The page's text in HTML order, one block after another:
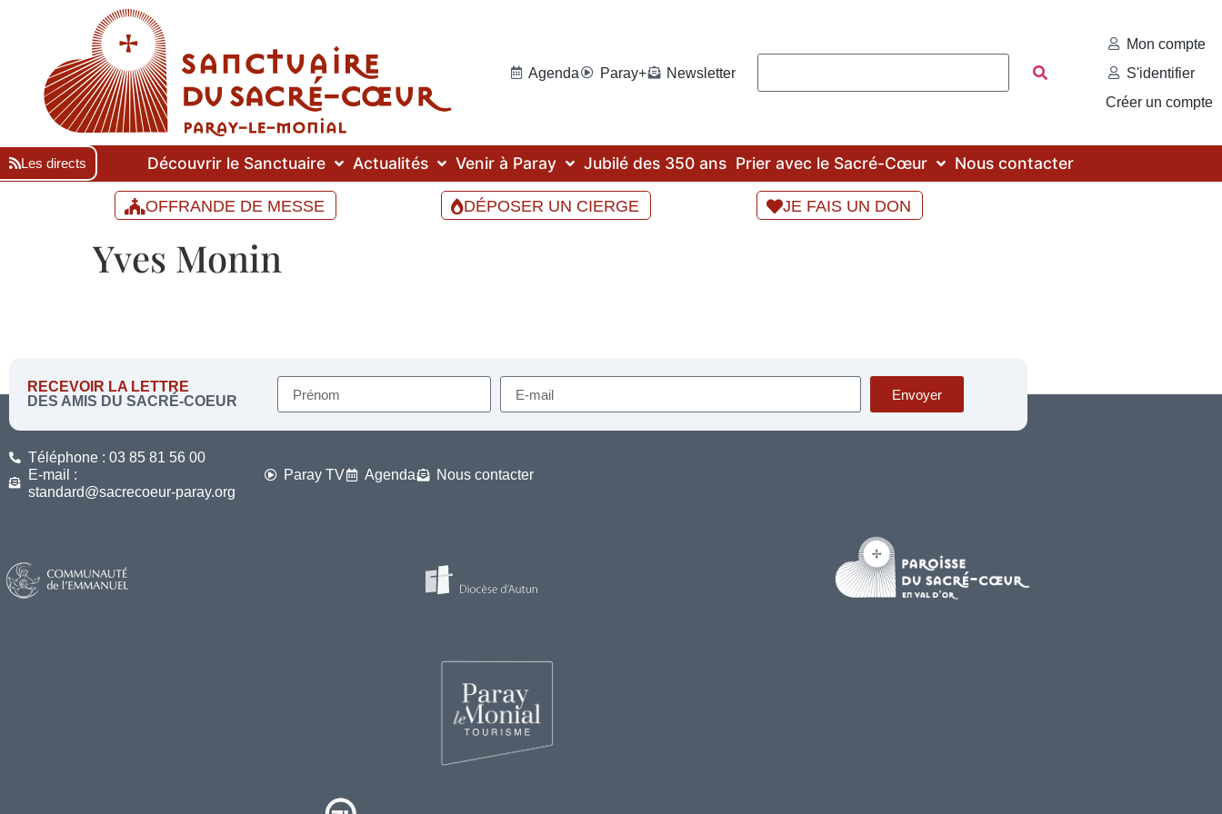
Agenda Paray+ Newsletter
Mon compte
S'identifier
Créer un compte
Les directs Découvrir le Sanctuaire Actualités Venir à Paray Jubilé des 350 ans Prier avec le Sacré-Cœur Nous contacter
OFFRANDE DE MESSE DÉPOSER UN CIERGE JE FAIS UN DON
Yves Monin
RECEVOIR LA LETTRE
DES AMIS DU SACRÉ-COEUR
Envoyer
Téléphone : 03 85 81 56 00
E-mail :
standard@sacrecoeur-paray.org
Paray TV Agenda Nous contacter